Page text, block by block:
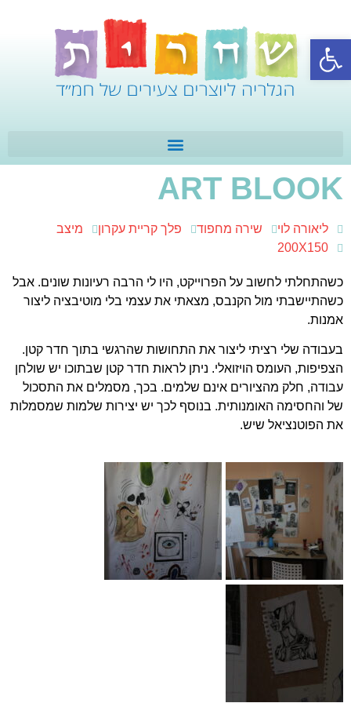
פתח סרגל נגישות
ART BLOOK
ליאורה לוי שירה מחפוד פלך קריית עקרון
מיצב
200X150
כשהתחלתי לחשוב על הפרוייקט, היו לי הרבה רעיונות שונים. אבל
כשהתיישבתי מול הקנבס, מצאתי את עצמי בלי מוטיבציה ליצור
אמנות.
בעבודה שלי רציתי ליצור את התחושות שהרגשי בתוך חדר קטן.
הצפיפות, העומס הויזואלי. ניתן לראות חדר קטן שבתוכו יש שולחן
עבודה, חלק מהציורים אינם שלמים. בכך, מסמלים את התסכול
של והחסימה האומנותית. בנוסף לכך יש יצירות שלמות שמסמלות
את הפוטנציאל שיש.